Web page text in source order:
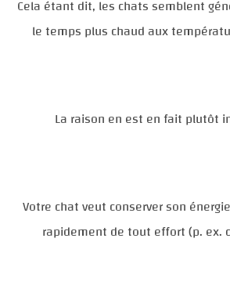
Cela étant dit, les chats semblent
le temps plus chaud aux
La raison en est en fait plutôt
Votre chat veut conserver son
rapidement de tout effort (p. ex.